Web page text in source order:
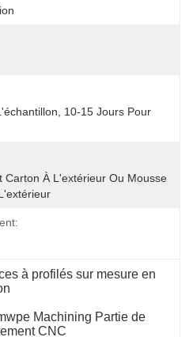
10-15 Jours Pour
Carton À L'extérieur Ou Mousse
à profilés sur mesure en
Machining Partie de
CNC